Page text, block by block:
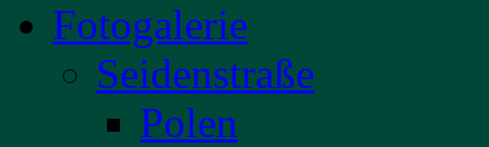
Fotogalerie
Seidenstraße
Polen